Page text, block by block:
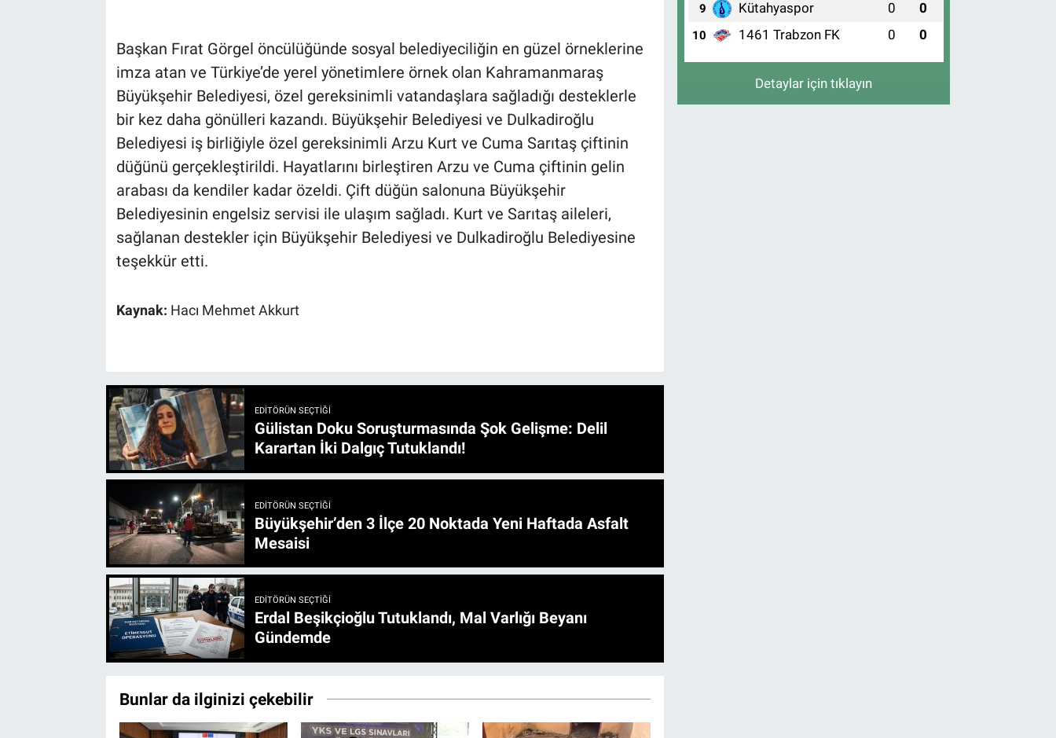
Başkan Fırat Görgel öncülüğünde sosyal belediyeciliğin en güzel örneklerine
imza atan ve Türkiye’de yerel yönetimlere örnek olan Kahramanmaraş
Büyükşehir Belediyesi, özel gereksinimli vatandaşlara sağladığı desteklerle
bir kez daha gönülleri kazandı. Büyükşehir Belediyesi ve Dulkadiroğlu
Belediyesi iş birliğiyle özel gereksinimli Arzu Kurt ve Cuma Sarıtaş çiftinin
düğünü gerçekleştirildi. Hayatlarını birleştiren Arzu ve Cuma çiftinin gelin
arabası da kendiler kadar özeldi. Çift düğün salonuna Büyükşehir
Belediyesinin engelsiz servisi ile ulaşım sağladı. Kurt ve Sarıtaş aileleri,
sağlanan destekler için Büyükşehir Belediyesi ve Dulkadiroğlu Belediyesine
teşekkür etti.
Kaynak: Hacı Mehmet Akkurt
EDITÖRÜN SEÇTIĞI
Gülistan Doku Soruşturmasında Şok Gelişme: Delil
Karartan İki Dalgıç Tutuklandı!
EDITÖRÜN SEÇTIĞI
Büyükşehir’den 3 İlçe 20 Noktada Yeni Haftada Asfalt
Mesaisi
EDITÖRÜN SEÇTIĞI
Erdal Beşikçioğlu Tutuklandı, Mal Varlığı Beyanı
Gündemde
Bunlar da ilginizi çekebilir
9 Kütahyaspor 0 0
10 1461 Trabzon FK 0 0
Detaylar için tıklayın